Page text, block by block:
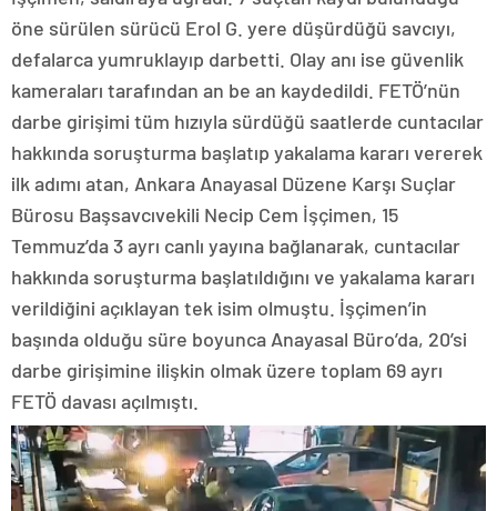
öne sürülen sürücü Erol G. yere düşürdüğü savcıyı,
defalarca yumruklayıp darbetti. Olay anı ise güvenlik
kameraları tarafından an be an kaydedildi. FETÖ’nün
darbe girişimi tüm hızıyla sürdüğü saatlerde cuntacılar
hakkında soruşturma başlatıp yakalama kararı vererek
ilk adımı atan, Ankara Anayasal Düzene Karşı Suçlar
Bürosu Başsavcıvekili Necip Cem İşçimen, 15
Temmuz’da 3 ayrı canlı yayına bağlanarak, cuntacılar
hakkında soruşturma başlatıldığını ve yakalama kararı
verildiğini açıklayan tek isim olmuştu. İşçimen’in
başında olduğu süre boyunca Anayasal Büro’da, 20’si
darbe girişimine ilişkin olmak üzere toplam 69 ayrı
FETÖ davası açılmıştı.